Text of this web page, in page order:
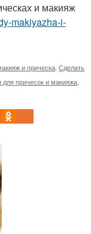
и макияж
makiyazha-i-
и прическа, Сделать
для причесок и макияжа,